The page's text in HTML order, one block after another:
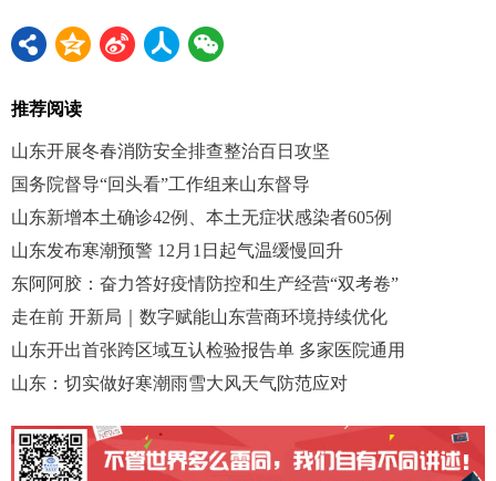
推荐阅读
山东开展冬春消防安全排查整治百日攻坚
国务院督导“回头看”工作组来山东督导
山东新增本土确诊42例、本土无症状感染者605例
山东发布寒潮预警 12月1日起气温缓慢回升
东阿阿胶：奋力答好疫情防控和生产经营“双考卷”
走在前 开新局｜数字赋能山东营商环境持续优化
山东开出首张跨区域互认检验报告单 多家医院通用
山东：切实做好寒潮雨雪大风天气防范应对